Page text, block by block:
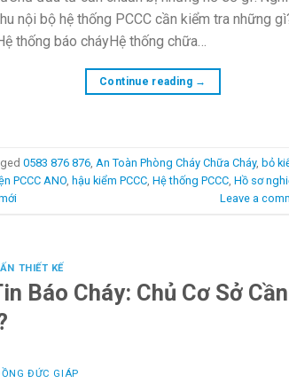
nội bộ hệ thống PCCC cần kiểm tra những
thống báo cháyHệ thống chữa…
Continue reading →
0583 876 876 An Toàn Phòng Cháy Chữa Cháy, bỏ
PCCC ANO hậu kiểm PCCC Hệ thống PCCC Hồ sơ
Leave a
THIẾT KẾ
Báo Cháy: Chủ Cơ Sở Cần
ĐỨC GIÁP